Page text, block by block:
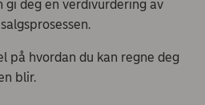
gi deg en verdivurdering av
på hvordan du kan regne deg
blir.